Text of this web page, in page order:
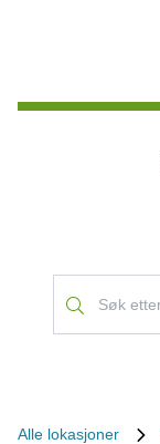
Alle lokasjoner